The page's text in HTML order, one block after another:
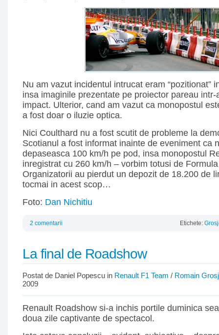
Nu am vazut incidentul intrucat eram “pozitionat”
insa imaginile prezentate pe proiector pareau
impact. Ulterior, cand am vazut ca monopostul
a fost doar o iluzie optica.
Nici Coulthard nu a fost scutit de probleme la
Scotianul a fost informat inainte de eveniment ca
depaseasca 100 km/h pe pod, insa monopostul
inregistrat cu 260 km/h – vorbim totusi de
Organizatorii au pierdut un depozit de 18.200 de
tocmai in acest scop…
Foto: Dan Nichitiu
2 comentarii Etichete:
La final de Roadshow
Postat de Daniel Popescu in Renault F1 Team / Romain
2009
Renault Roadshow si-a inchis portile duminica
doua zile captivante de spectacol.